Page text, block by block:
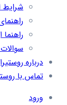
شرایط
درباره
تماس با
ورود